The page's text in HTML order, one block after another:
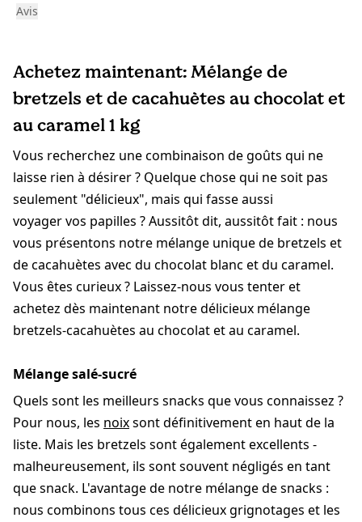
Avis
Achetez maintenant: Mélange de
bretzels et de cacahuètes au chocolat et
au caramel 1 kg
Vous recherchez une combinaison de goûts qui ne
laisse rien à désirer ? Quelque chose qui ne soit pas
seulement "délicieux", mais qui fasse aussi
voyager vos papilles ? Aussitôt dit, aussitôt fait : nous
vous présentons notre mélange unique de bretzels et
de cacahuètes avec du chocolat blanc et du caramel.
Vous êtes curieux ? Laissez-nous vous tenter et
achetez dès maintenant notre délicieux mélange
bretzels-cacahuètes au chocolat et au caramel.
Mélange salé-sucré
Quels sont les meilleurs snacks que vous connaissez ?
Pour nous, les noixsont définitivement en haut de la
liste. Mais les bretzels sont également excellents -
malheureusement, ils sont souvent négligés en tant
que snack. L'avantage de notre mélange de snacks :
nous combinons tous ces délicieux grignotages et les